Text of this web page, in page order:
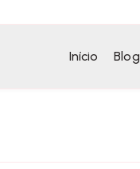
Início Blog